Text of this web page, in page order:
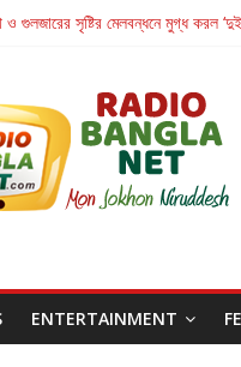
ও গুলজারের সৃষ্টির মেলবন্ধনে মুগ্ধ করল
A Thought-Provoking
টলিউডে ‘তুমি এলে তাই’
ENTERTAINMENT